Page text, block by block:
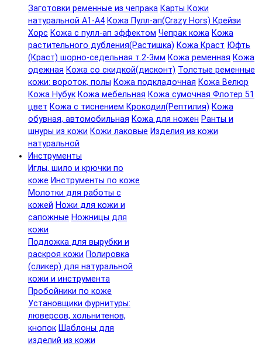
Заготовки ременные из чепрака Карты Кожи
натуральной А1-А4 Кожа Пулл-ап(Crazy Hors) Крейзи
Хорс Кожа с пулл-ап эффектом Чепрак кожа Кожа
растительного дубления(Растишка) Кожа Краст Юфть
(Краст) шорно-седельная т.2-3мм Кожа ременная Кожа
одежная Кожа со скидкой(дисконт) Толстые ременные
кожи: вороток, полы Кожа подкладочная Кожа Велюр
Кожа Нубук Кожа мебельная Кожа сумочная Флотер 51
цвет Кожа с тиснением Крокодил(Рептилия) Кожа
обувная, автомобильная Кожа для ножен Ранты и
шнуры из кожи Кожи лаковые Изделия из кожи
натуральной
Инструменты
Иглы, шило и крючки по
коже Инструменты по коже
Молотки для работы с
кожей Ножи для кожи и
сапожные Ножницы для
кожи
Подложка для вырубки и
раскроя кожи Полировка
(сликер) для натуральной
кожи и инструмента
Пробойники по коже
Установщики фурнитуры:
люверсов, хольнитенов,
кнопок Шаблоны для
изделий из кожи